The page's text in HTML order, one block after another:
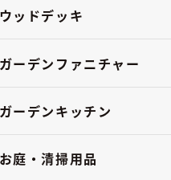
ウッドデッキ
ガーデンファニチャー
ガーデンキッチン
お庭・清掃用品